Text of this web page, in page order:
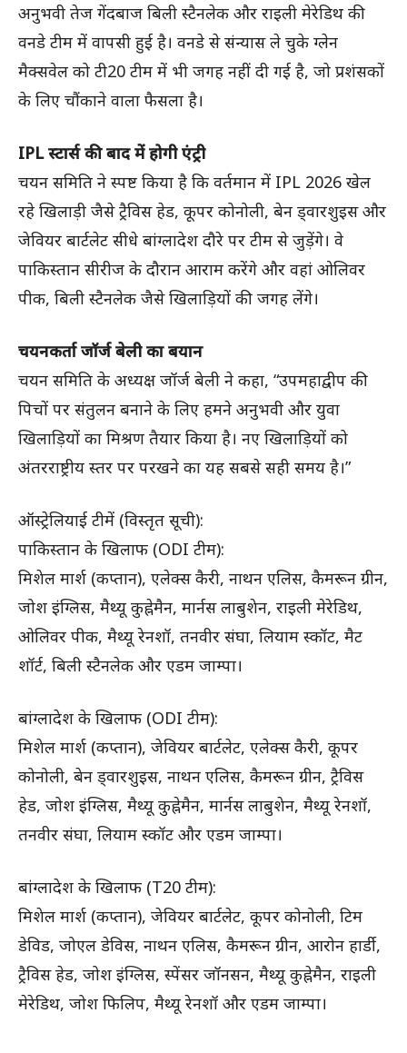
अनुभवी तेज गेंदबाज बिली स्टैनलेक और राइली मेरेडिथ की
वनडे टीम में वापसी हुई है। वनडे से संन्यास ले चुके ग्लेन
मैक्सवेल को टी20 टीम में भी जगह नहीं दी गई है, जो प्रशंसकों
के लिए चौंकाने वाला फैसला है।
IPL स्टार्स की बाद में होगी एंट्री
चयन समिति ने स्पष्ट किया है कि वर्तमान में IPL 2026 खेल
रहे खिलाड़ी जैसे ट्रैविस हेड, कूपर कोनोली, बेन ड्वारशुइस और
जेवियर बार्टलेट सीधे बांग्लादेश दौरे पर टीम से जुड़ेंगे। वे
पाकिस्तान सीरीज के दौरान आराम करेंगे और वहां ओलिवर
पीक, बिली स्टैनलेक जैसे खिलाड़ियों की जगह लेंगे।
चयनकर्ता जॉर्ज बेली का बयान
चयन समिति के अध्यक्ष जॉर्ज बेली ने कहा, “उपमहाद्वीप की
पिचों पर संतुलन बनाने के लिए हमने अनुभवी और युवा
खिलाड़ियों का मिश्रण तैयार किया है। नए खिलाड़ियों को
अंतरराष्ट्रीय स्तर पर परखने का यह सबसे सही समय है।”
ऑस्ट्रेलियाई टीमें (विस्तृत सूची):
पाकिस्तान के खिलाफ (ODI टीम):
मिशेल मार्श (कप्तान), एलेक्स कैरी, नाथन एलिस, कैमरून ग्रीन,
जोश इंग्लिस, मैथ्यू कुह्नेमैन, मार्नस लाबुशेन, राइली मेरेडिथ,
ओलिवर पीक, मैथ्यू रेनशॉ, तनवीर संघा, लियाम स्कॉट, मैट
शॉर्ट, बिली स्टैनलेक और एडम जाम्पा।
बांग्लादेश के खिलाफ (ODI टीम):
मिशेल मार्श (कप्तान), जेवियर बार्टलेट, एलेक्स कैरी, कूपर
कोनोली, बेन ड्वारशुइस, नाथन एलिस, कैमरून ग्रीन, ट्रैविस
हेड, जोश इंग्लिस, मैथ्यू कुह्नेमैन, मार्नस लाबुशेन, मैथ्यू रेनशॉ,
तनवीर संघा, लियाम स्कॉट और एडम जाम्पा।
बांग्लादेश के खिलाफ (T20 टीम):
मिशेल मार्श (कप्तान), जेवियर बार्टलेट, कूपर कोनोली, टिम
डेविड, जोएल डेविस, नाथन एलिस, कैमरून ग्रीन, आरोन हार्डी,
ट्रैविस हेड, जोश इंग्लिस, स्पेंसर जॉनसन, मैथ्यू कुह्नेमैन, राइली
मेरेडिथ, जोश फिलिप, मैथ्यू रेनशॉ और एडम जाम्पा।